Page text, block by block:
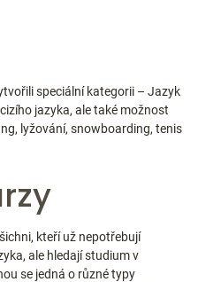
speciální kategorii – Jazyk
jazyka, ale také možnost
lyžování, snowboarding, tenis
kteří už nepotřebují
ale hledají studium v
se jedná o různé typy